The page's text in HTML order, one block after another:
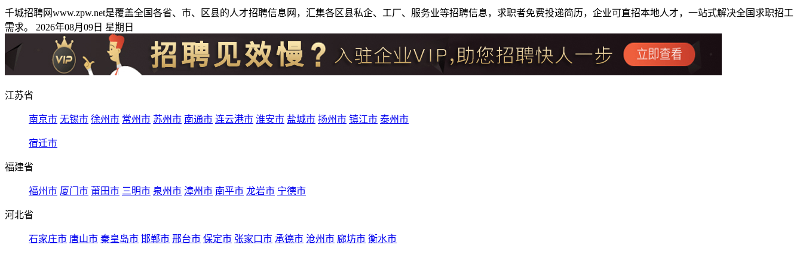
千城招聘网www.zpw.net是覆盖全国各省、市、区县的人才招聘信息网，汇集各区县私企、工厂、服务业等招聘信息，求职者免费投递简历，企业可直招本地人才，一站式解决全国求职招工
需求。 2026年08月09日 星期日
江苏省
南京市 无锡市 徐州市 常州市 苏州市 南通市 连云港市 淮安市 盐城市 扬州市 镇江市 泰州市
宿迁市
福建省
福州市 厦门市 莆田市 三明市 泉州市 漳州市 南平市 龙岩市 宁德市
河北省
石家庄市 唐山市 秦皇岛市 邯郸市 邢台市 保定市 张家口市 承德市 沧州市 廊坊市 衡水市